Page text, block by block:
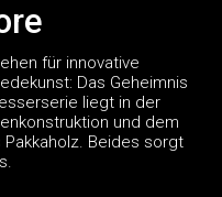
für innovative
Das Geheimnis
liegt in der
und dem
Beides sorgt